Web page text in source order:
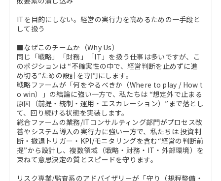
ITを目的にしない。経営の実行力を高めるための一手段と
して扱う
■なぜこのチームか（Why Us）
同じ「戦略」「財務」「IT」を扱う仕事は多いですが、こ
のポジションは “不確実性の中で、経営判断を止めずに進
め切る”ための設計を専門にします。
戦略ファームが「何をやるべきか（Where to play / How t
o win）」の結論に強い一方で、私たちは “想定外で止まる
原因（前提・統制・運用・エスカレーション）”まで落とし
て、回り続ける状態を実装します。
総合ファームの業務/ITコンサルティング部門がプロセス改
善やシステム導入の実行力に強い一方で、私たちは 投資判
断・撤退トリガー・KPI/モニタリングを含む“経営の判断前
提”から設計し、複数領域（戦略・財務・IT・外部環境）を
束ねて意思決定の質とスピードを守ります。
リスク専業/監査系のアドバイザリーが「守り（規程整備・